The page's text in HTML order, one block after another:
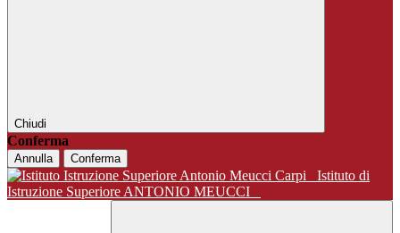
Chiudi
Conferma
Annulla Conferma
Istituto di
Istruzione Superiore ANTONIO MEUCCI